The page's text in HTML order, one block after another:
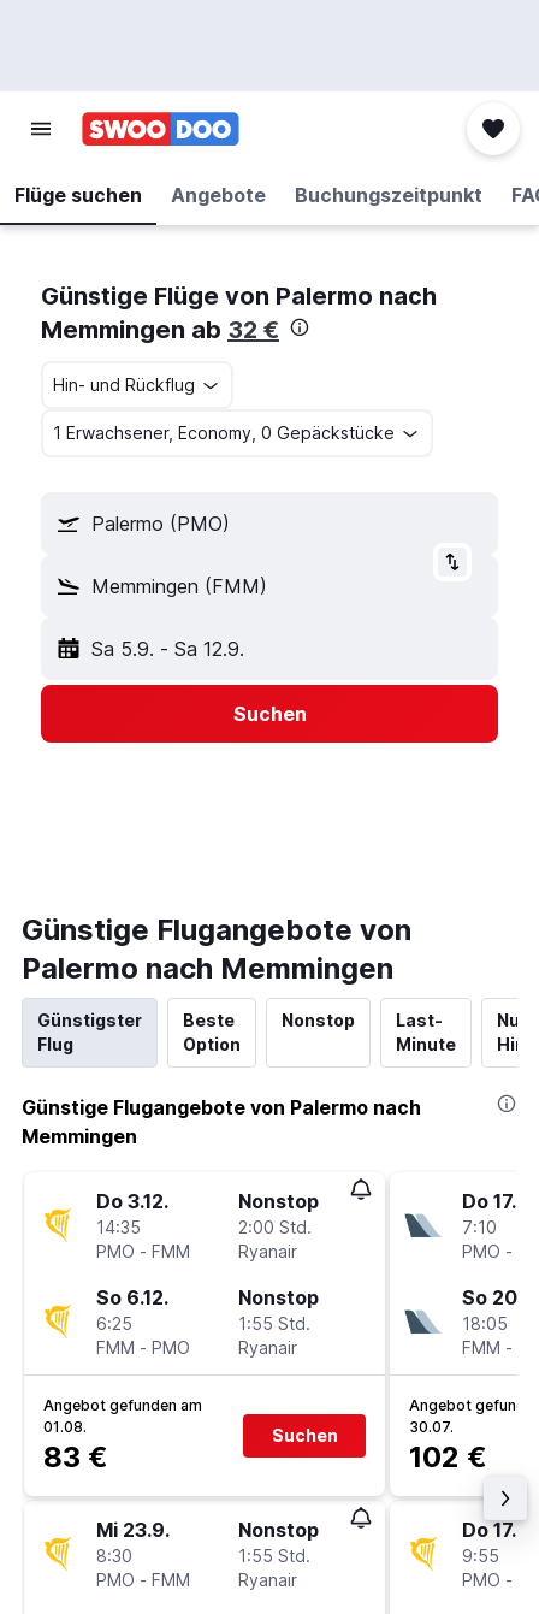
Flüge suchen Angebote Buchungszeitpunkt
Günstige Flüge von Palermo nach
Memmingen ab 32 €
Hin- und Rückflug
1 Erwachsener, Economy, 0 Gepäckstücke
Palermo (PMO)
Memmingen (FMM)
Sa 5.9. - Sa 12.9.
Suchen
Günstige Flugangebote von
Palermo nach Memmingen
Günstigster
Flug
Beste
Option
Nonstop
Last-
Minute
Nur
Günstige Flugangebote von Palermo nach
Memmingen
Do 3.12.
14:35
PMO - FMM
Nonstop
2:00 Std.
Ryanair
So 6.12.
6:25
FMM - PMO
Nonstop
1:55 Std.
Ryanair
Angebot gefunden am
01.08.
83 €
Suchen
Mi 23.9.
8:30
PMO - FMM
Nonstop
1:55 Std.
Ryanair
Do 17.9.
7:10
PMO -
So 20.9.
18:05
FMM -
Angebot
30.07.
102 €
Do 17.9.
9:55
PMO -